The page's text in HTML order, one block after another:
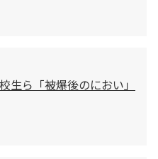
ら「被爆後のにおい」